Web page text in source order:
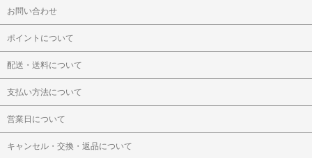
お問い合わせ
ポイントについて
配送・送料について
支払い方法について
営業日について
キャンセル・交換・返品について